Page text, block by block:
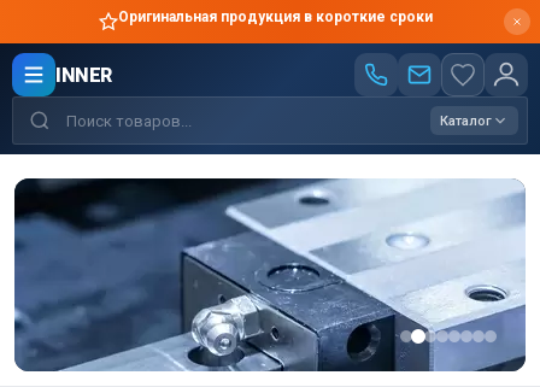
Оригинальная продукция в короткие сроки
INNER
Каталог